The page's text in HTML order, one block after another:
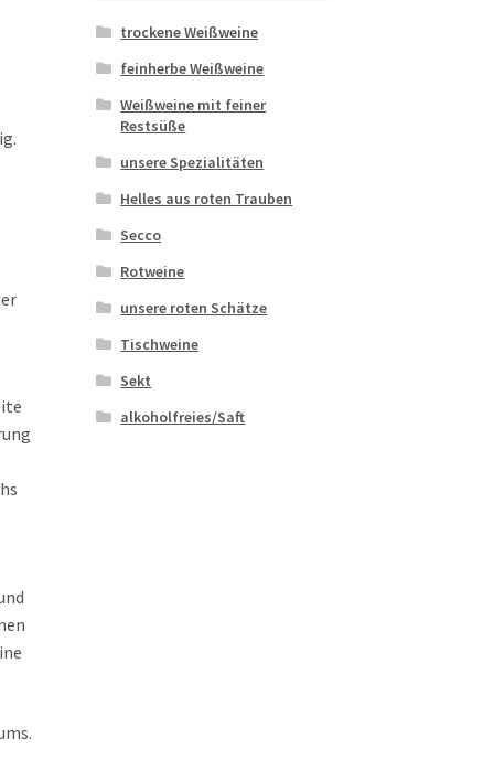
trockene Weißweine
feinherbe Weißweine
Weißweine mit feiner
Restsüße
unsere Spezialitäten
Helles aus roten Trauben
Secco
Rotweine
unsere roten Schätze
Tischweine
Sekt
alkoholfreies/Saft